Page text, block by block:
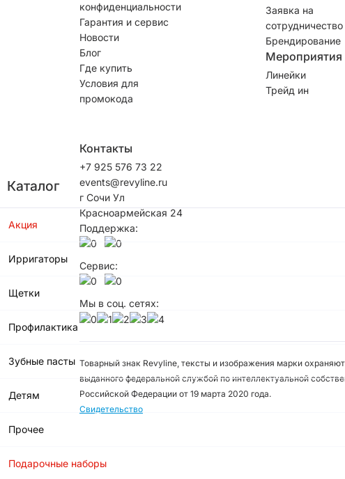
Каталог
Акция
Ирригаторы
Щетки
Профилактика
Зубные пасты
Детям
Прочее
Подарочные наборы
конфиденциальности
Гарантия и сервис
Новости
Блог
Где купить
Условия для
промокода
Заявка на
сотрудничество
Брендирование
Мероприятия
Линейки
Трейд ин
Контакты
+7 925 576 73 22
events@revyline.ru
г Сочи Ул
Красноармейская 24
Поддержка:
Сервис:
Мы в соц. сетях:
Товарный знак Revyline, тексты и изображения марки
выданного федеральной службой по интеллектуальной
Российской Федерации от 19 марта 2020 года.
Свидетельство